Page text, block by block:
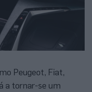
Peugeot, Fiat,
a tornar-se um